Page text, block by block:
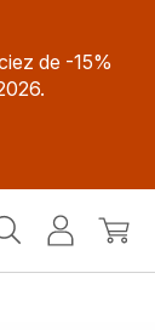
de -15%
MonMon